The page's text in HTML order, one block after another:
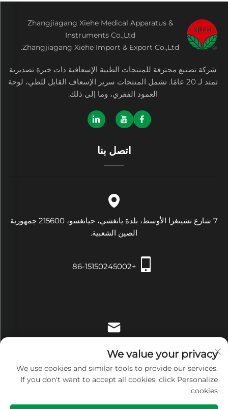
Zhangjiagang Xiehe Medical Apparatus &
Instruments Co.,Ltd
Zhangjiagang Xiehe Import & Export Co.,Ltd.
شركة تصنيع محترفة للمنتجات الطبية الإسعافية ذات خبرة تصديرية
تمتد لـ 20 عامًا. تشمل المنتجات سرير الإسعاف القابل للطي، لوحة
العمود الفقري، وما إلى ذلك.
اتصل بنا
7 شارع تشينغزا الأوسط، بلدة يانغشي، جيانغسو، 215600 جمهورية
الصين الشعبية.
+86-15150245002
حقوق النشر © شركة Zhangjiagang Xiehe للتجهيزات والأدوات
We value your privacy
We use cookies and similar tools to provide our services.
If you don't want to accept all cookies, click Personalize
cookies.